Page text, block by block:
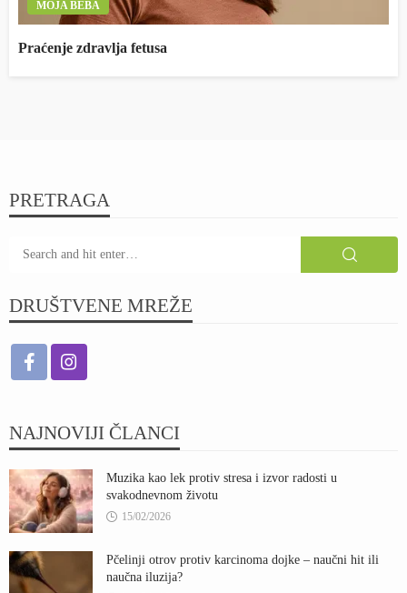
MOJA BEBA
Praćenje zdravlja fetusa
PRETRAGA
DRUŠTVENE MREŽE
NAJNOVIJI ČLANCI
Muzika kao lek protiv stresa i izvor radosti u
svakodnevnom životu
15/02/2026
Pčelinji otrov protiv karcinoma dojke – naučni hit ili
naučna iluzija?